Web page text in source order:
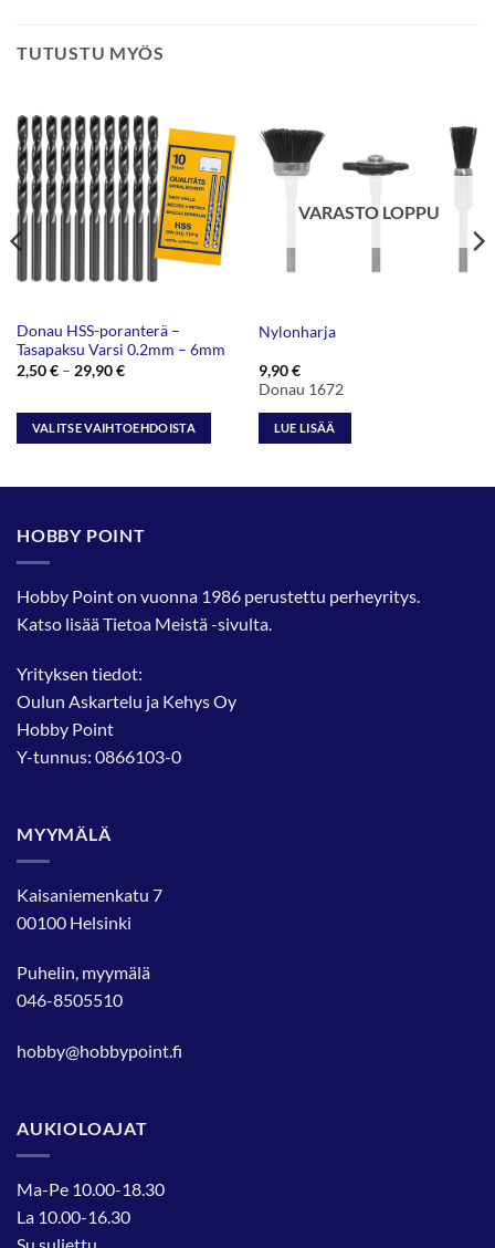
TUTUSTU MYÖS
Donau HSS-poranterä –
Tasapaksu Varsi 0.2mm – 6mm
2,50€ – 29,90€Hintaluokka:
29,90 €
VALITSE VAIHTOEHDOISTA
muunnelma.
Voit
tehdä
valinnat
VARASTO LOPPU
Nylonharja
9,90€
Donau 1672
LUE LISÄÄ
HOBBY POINT
Hobby Point on vuonna 1986 perustettu perheyritys.
Katso lisääTietoa Meistä-sivulta.
Yrityksen tiedot:
Oulun Askartelu ja Kehys Oy
Hobby Point
Y-tunnus: 0866103-0
MYYMÄLÄ
Kaisaniemenkatu 7
00100 Helsinki
Puhelin, myymälä
046-8505510
hobby@hobbypoint.fi
AUKIOLOAJAT
Ma-Pe 10.00-18.30
La 10.00-16.30
Su suljettu